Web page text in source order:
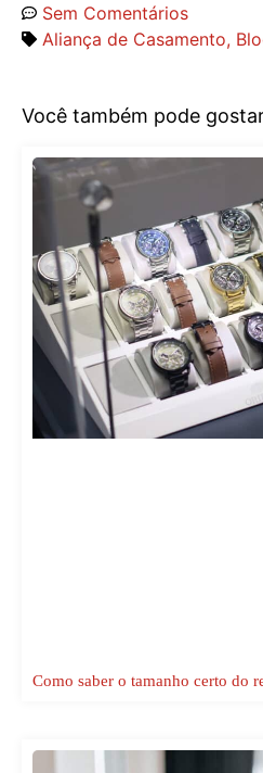
Sem Comentários
Aliança de Casamento,
Você também pode
Como saber o tamanho certo do